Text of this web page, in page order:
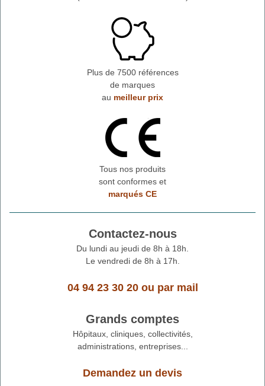
Plus de 7500 références
de marques
au meilleur prix
Tous nos produits
sont conformes et
marqués CE
Contactez-nous
Du lundi au jeudi de 8h à 18h.
Le vendredi de 8h à 17h.
04 94 23 30 20ou par mail
Grands comptes
Hôpitaux, cliniques, collectivités,
administrations, entreprises...
Demandez un devis